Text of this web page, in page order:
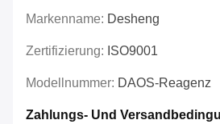
Markenname: Desheng
Zertifizierung: ISO9001
Modellnummer: DAOS-Reagenz
Zahlungs- Und